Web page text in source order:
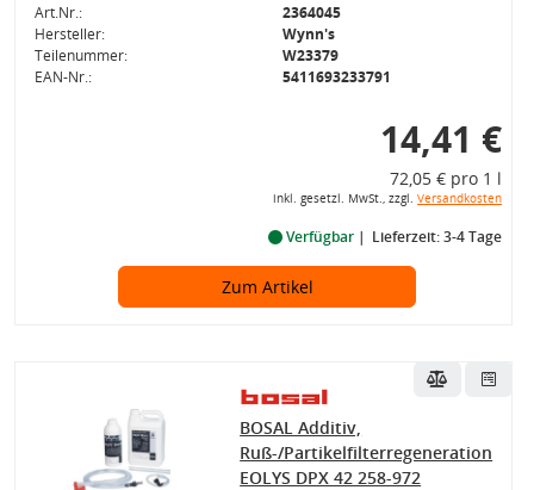
Art.Nr.:
2364045
Hersteller:
Wynn's
Teilenummer:
W23379
EAN-Nr.:
5411693233791
14,41 €
72,05 € pro 1 l
inkl. gesetzl. MwSt., zzgl. Versandkosten
Verfügbar Lieferzeit: 3-4 Tage
Zum Artikel
BOSAL Additiv,
Ruß-/Partikelfilterregeneration
EOLYS DPX 42 258-972